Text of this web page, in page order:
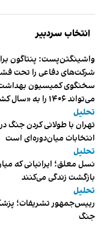
انتخاب سردبیر
واشینگتن‌پست: پنتاگون
شرکت‌های دفاعی را تحت
سخنگوی کمیسیون
می‌تواند ۱۴۰۶ را به «سال کشتار بیماران» تبدیل کند
تحلیل
تهران با طولانی کردن جنگ
انتخابات میان‌دوره‌ای است
تحلیل
نسل معلق؛ ایرانیانی که
بازگشت زندگی می‌کنند
تحلیل
رییس‌جمهور تشریفات؛
جنگ